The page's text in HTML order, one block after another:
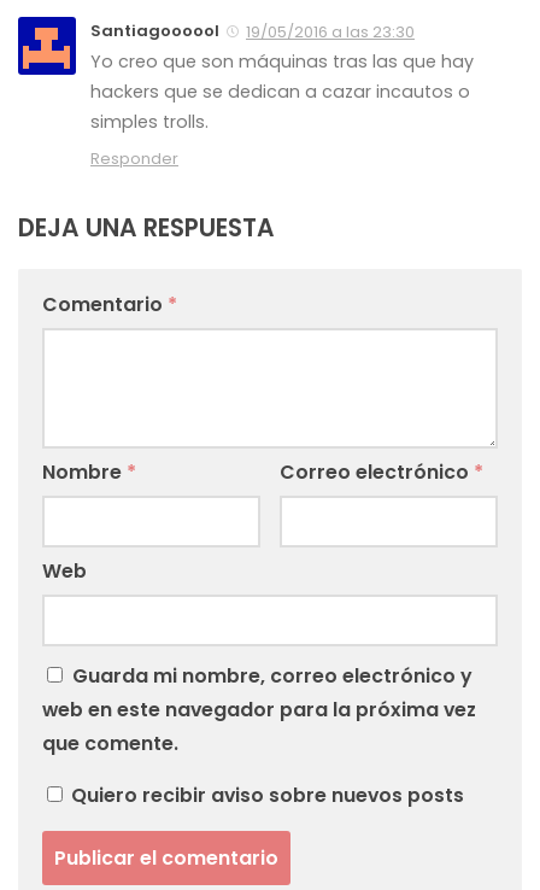
Santiagoooool
19/05/2016 a las 23:30
Yo creo que son máquinas tras las que hay
hackers que se dedican a cazar incautos o
simples trolls.
Responder
DEJA UNA RESPUESTA
Comentario *
Nombre * Correo electrónico *
Web
Guarda mi nombre, correo electrónico y
web en este navegador para la próxima vez
que comente.
Quiero recibir aviso sobre nuevos posts